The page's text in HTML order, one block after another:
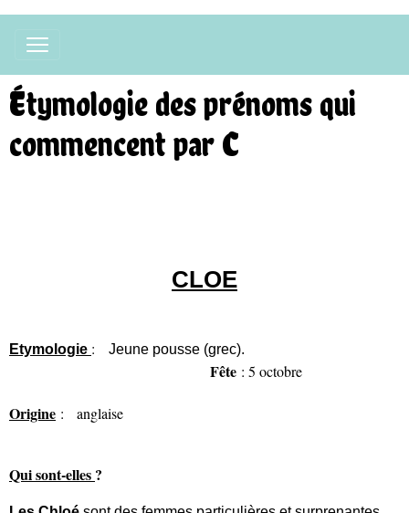
Étymologie des prénoms qui
commencent par C
CLOE
Etymologie : Jeune pousse (grec).
Fête : 5 octobre
Origine : anglaise
Qui sont-elles ?